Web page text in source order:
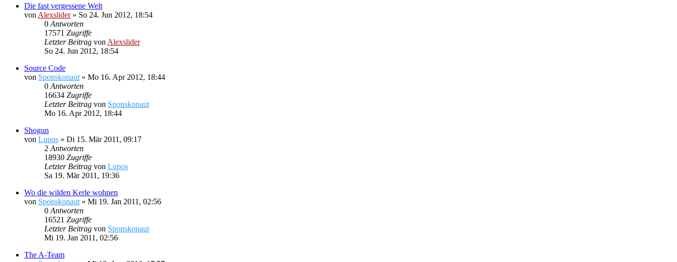
Die fast vergessene Welt
von Alexslider» So 24. Jun 2012, 18:54
0 Antworten
17571 Zugriffe
Letzter Beitrag von Alexslider
So 24. Jun 2012, 18:54
Source Code
von Sponskonaut » Mo 16. Apr 2012, 18:44
0 Antworten
16634 Zugriffe
Letzter Beitrag von Sponskonaut
Mo 16. Apr 2012, 18:44
Shogun
von Lupos » Di 15. Mär 2011, 09:17
2 Antworten
18930 Zugriffe
Letzter Beitrag von Lupos
Sa 19. Mär 2011, 19:36
Wo die wilden Kerle wohnen
von Sponskonaut » Mi 19. Jan 2011, 02:56
0 Antworten
16521 Zugriffe
Letzter Beitrag von Sponskonaut
Mi 19. Jan 2011, 02:56
The A-Team